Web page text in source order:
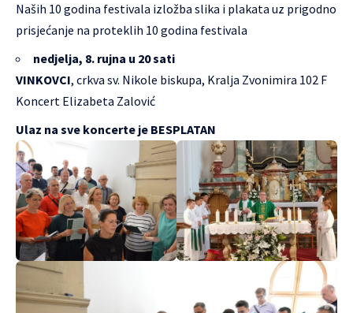
Naših 10 godina festivala izložba slika i plakata uz prigodno
prisjećanje na proteklih 10 godina festivala
nedjelja, 8. rujna u 20 sati
VINKOVCI, crkva sv. Nikole biskupa, Kralja Zvonimira 102 F
Koncert Elizabeta Zalović
Ulaz na sve koncerte je BESPLATAN